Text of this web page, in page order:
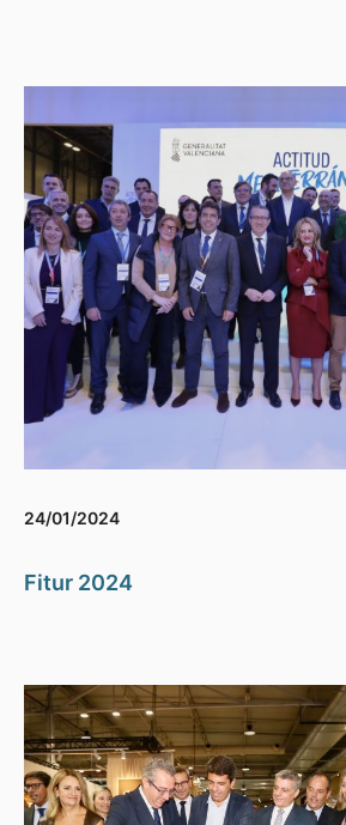
24/01/2024
Fitur 2024